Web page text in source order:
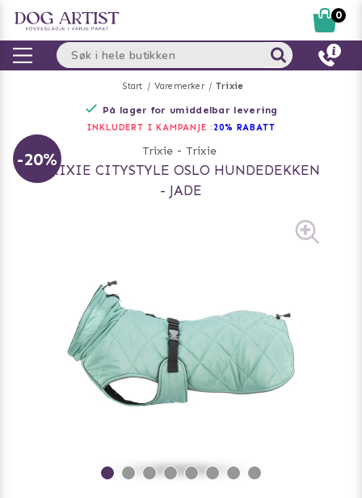
Start Varemerker Trixie
På lager for umiddelbar levering
INKLUDERT I KAMPANJE : 20% RABATT
-20% Trixie - Trixie
TRIXIE CITYSTYLE OSLO HUNDEDEKKEN
- JADE
0